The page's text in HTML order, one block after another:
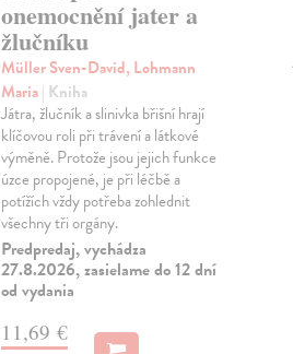
onemocnění jater a
žlučníku
Müller Sven-David, Lohmann
Maria| Kniha
Játra, žlučník a slinivka břišní hrají
klíčovou roli při trávení a látkové
výměně. Protože jsou jejich funkce
úzce propojené, je při léčbě a
potížích vždy potřeba zohlednit
všechny tři orgány.
Predpredaj, vychádza
27.8.2026, zasielame do 12 dní
od vydania
11,69 €